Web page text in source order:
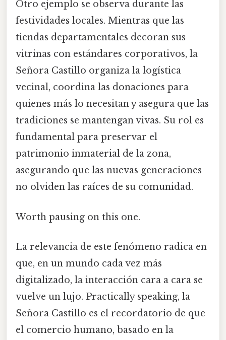
Otro ejemplo se observa durante las
festividades locales. Mientras que las
tiendas departamentales decoran sus
vitrinas con estándares corporativos, la
Señora Castillo organiza la logística
vecinal, coordina las donaciones para
quienes más lo necesitan y asegura que las
tradiciones se mantengan vivas. Su rol es
fundamental para preservar el
patrimonio inmaterial de la zona,
asegurando que las nuevas generaciones
no olviden las raíces de su comunidad.
Worth pausing on this one.
La relevancia de este fenómeno radica en
que, en un mundo cada vez más
digitalizado, la interacción cara a cara se
vuelve un lujo. Practically speaking, la
Señora Castillo es el recordatorio de que
el comercio humano, basado en la